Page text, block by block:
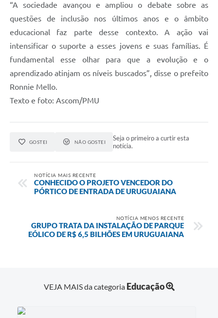
“A sociedade avançou e ampliou o debate sobre as
questões de inclusão nos últimos anos e o âmbito
educacional faz parte desse contexto. A ação vai
intensificar o suporte a esses jovens e suas famílias. É
fundamental esse olhar para que a evolução e o
aprendizado atinjam os níveis buscados”, disse o prefeito
Ronnie Mello.
Texto e foto: Ascom/PMU
GOSTEI NÃO GOSTEI
Seja o primeiro a curtir esta
notícia.
NOTÍCIA MAIS RECENTE
CONHECIDO O PROJETO VENCEDOR DO
PÓRTICO DE ENTRADA DE URUGUAIANA
NOTÍCIA MENOS RECENTE
GRUPO TRATA DA INSTALAÇÃO DE PARQUE
EÓLICO DE R$ 6,5 BILHÕES EM URUGUAIANA
VEJA MAIS da categoria Educação